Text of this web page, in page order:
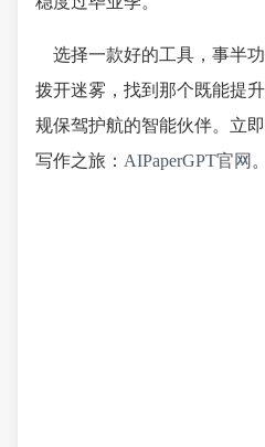
选择一款好的工具，事半
拨开迷雾，找到那个既能提
规保驾护航的智能伙伴。立
写作之旅： AIPaperGPT官网 。